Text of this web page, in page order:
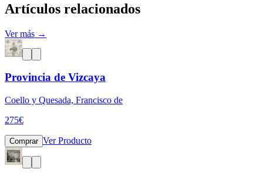
Artículos relacionados
Ver más →
Provincia de Vizcaya
Coello y Quesada, Francisco de
275€
Comprar Ver Producto